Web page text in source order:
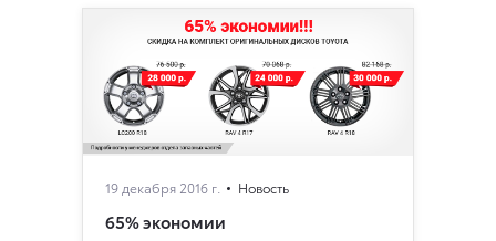
19 декабря 2016 г. Новость
65% экономии